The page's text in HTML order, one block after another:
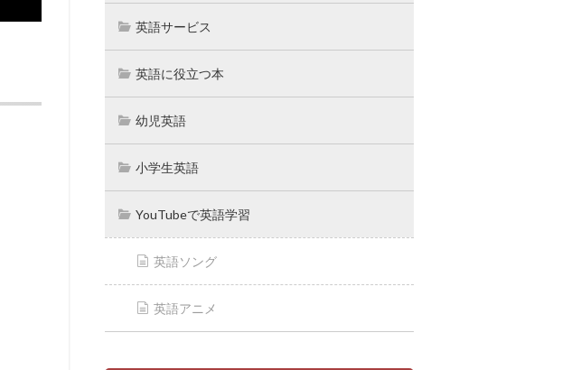
英語サービス
英語に役立つ本
幼児英語
小学生英語
YouTubeで英語学習
英語ソング
英語アニメ